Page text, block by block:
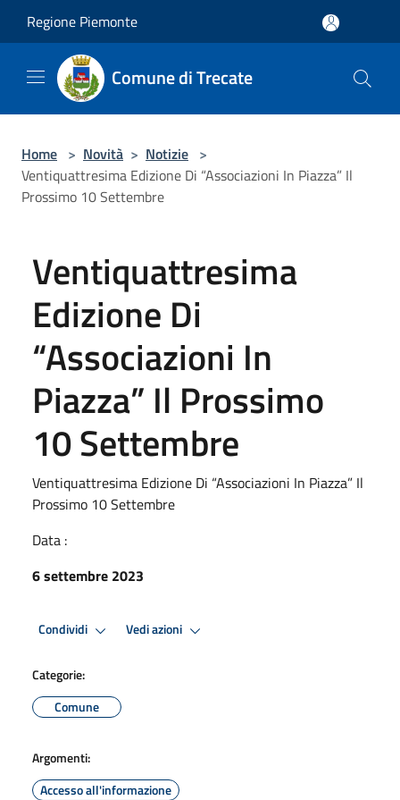
Regione Piemonte
Comune di Trecate
Home > Novità > Notizie >
Ventiquattresima Edizione Di “Associazioni In Piazza” Il
Prossimo 10 Settembre
Ventiquattresima
Edizione Di
“Associazioni In
Piazza” Il Prossimo
10 Settembre
Ventiquattresima Edizione Di “Associazioni In Piazza” Il
Prossimo 10 Settembre
Data :
6 settembre 2023
Condividi Vedi azioni
Categorie:
Comune
Argomenti:
Accesso all'informazione